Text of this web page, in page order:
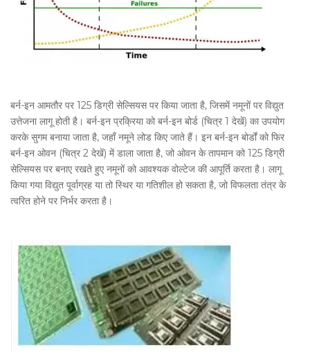
बर्न-इन आमतौर पर 125 डिग्री सेल्सियस पर किया जाता है, जिसमें नमूनों पर विद्युत
उत्तेजना लागू होती है। बर्न-इन प्रक्रिया को बर्न-इन बोर्ड (चित्र 1 देखें) का उपयोग
करके सुगम बनाया जाता है, जहाँ नमूने लोड किए जाते हैं। इन बर्न-इन बोर्डों को फिर
बर्न-इन ओवन (चित्र 2 देखें) में डाला जाता है, जो ओवन के तापमान को 125 डिग्री
सेल्सियस पर बनाए रखते हुए नमूनों को आवश्यक वोल्टेज की आपूर्ति करता है। लागू
किया गया विद्युत पूर्वाग्रह या तो स्थिर या गतिशील हो सकता है, जो विफलता तंत्र के
त्वरित होने पर निर्भर करता है।